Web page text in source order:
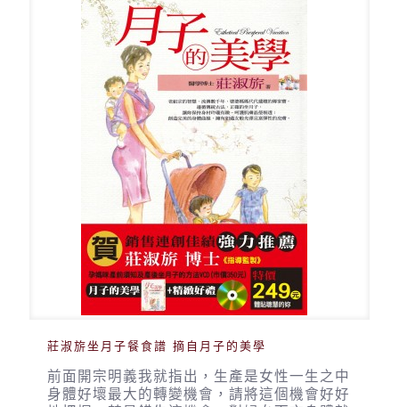
莊淑旂坐月子餐食譜 摘自月子的美學
前面開宗明義我就指出，生產是女性一生之中
身體好壞最大的轉變機會，請將這個機會好好